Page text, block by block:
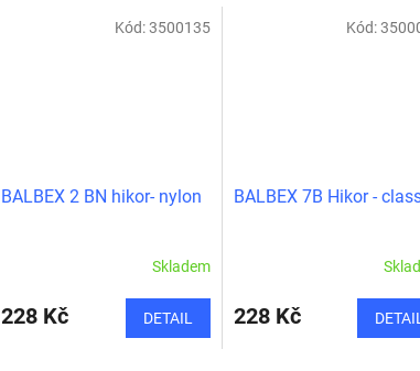
BALBEX 2 BN hikor- nylon
Skladem
228 Kč DETAIL
Kód:3500135
BALBEX 7B Hikor -
228 Kč
Kód: